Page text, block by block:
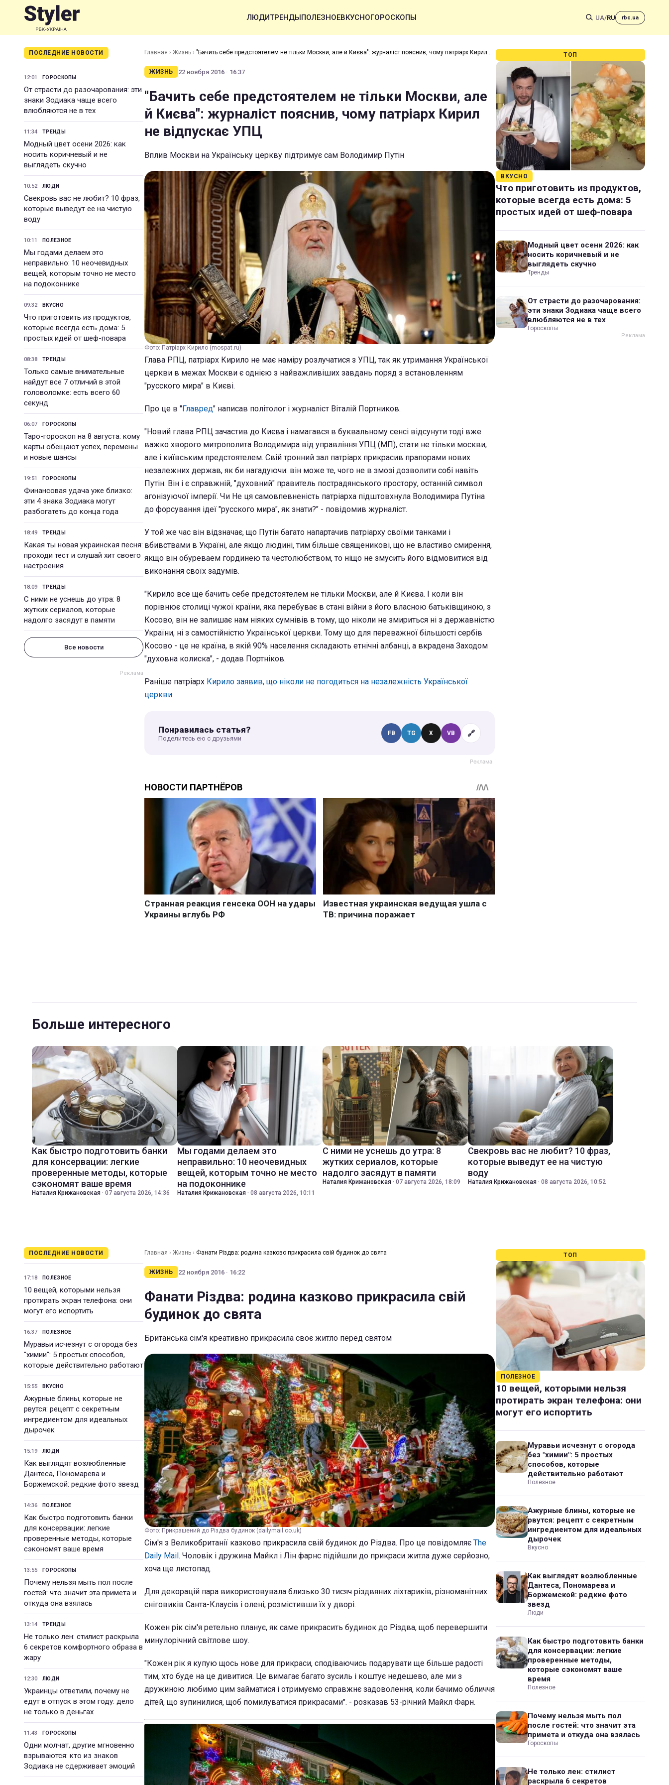
ЛЮДИТРЕНДЫПОЛЕЗНОЕВКУСНОГОРОСКОПЫ UA/RU rbc.ua
ПОСЛЕДНИЕ НОВОСТИ
12:01 ГОРОСКОПЫ
От страсти до разочарования: эти
знаки Зодиака чаще всего
влюбляются не в тех
11:34 ТРЕНДЫ
Модный цвет осени 2026: как
носить коричневый и не
выглядеть скучно
10:52 ЛЮДИ
Свекровь вас не любит? 10 фраз,
которые выведут ее на чистую
воду
10:11 ПОЛЕЗНОЕ
Мы годами делаем это
неправильно: 10 неочевидных
вещей, которым точно не место
на подоконнике
09:32 ВКУСНО
Что приготовить из продуктов,
которые всегда есть дома: 5
простых идей от шеф-повара
08:38 ТРЕНДЫ
Только самые внимательные
найдут все 7 отличий в этой
головоломке: есть всего 60
секунд
06:07 ГОРОСКОПЫ
Таро-гороскоп на 8 августа: кому
карты обещают успех, перемены
и новые шансы
19:51 ГОРОСКОПЫ
Финансовая удача уже близко:
эти 4 знака Зодиака могут
разбогатеть до конца года
18:49 ТРЕНДЫ
Какая ты новая украинская песня:
проходи тест и слушай хит своего
настроения
18:09 ТРЕНДЫ
С ними не уснешь до утра: 8
жутких сериалов, которые
надолго засядут в памяти
Все новости
Главная › Жизнь › "Бачить себе предстоятелем не тільки Москви, але й Києва": журналіст пояснив, чому патріарх Кирил
ЖИЗНЬ
22 ноября 2016 · 16:37
"Бачить себе предстоятелем не тільки Москви, але
й Києва": журналіст пояснив, чому патріарх Кирил
не відпускає УПЦ
Вплив Москви на Українську церкву підтримує сам Володимир Путін
Фото: Патріарх Кирило (mospat.ru)
Глава РПЦ, патріарх Кирило не має наміру розлучатися з УПЦ, так як утримання Української
церкви в межах Москви є однією з найважливіших завдань поряд з встановленням
"русского мира" в Києві.
Про це в "Главред" написав політолог і журналіст Віталій Портников.
"Новий глава РПЦ зачастив до Києва і намагався в буквальному сенсі відсунути тоді вже
важко хворого митрополита Володимира від управління УПЦ (МП), стати не тільки москви,
але і київським предстоятелем. Свій тронний зал патріарх прикрасив прапорами нових
незалежних держав, як би нагадуючи: він може те, чого не в змозі дозволити собі навіть
Путін. Він і є справжній, "духовний" правитель пострадянського простору, останній символ
агонізуючої імперії. Чи Не ця самовпевненість патріарха підштовхнула Володимира Путіна
до форсування ідеї "русского мира", як знати?" - повідомив журналіст.
У той же час він відзначає, що Путін багато напартачив патріарху своїми танками і
вбивствами в Україні, але якщо людині, тим більше священикові, що не властиво смирення,
якщо він обуреваем гординею та честолюбством, то ніщо не змусить його відмовитися від
виконання своїх задумів.
"Кирило все ще бачить себе предстоятелем не тільки Москви, але й Києва. І коли він
порівнює столиці чужої країни, яка перебуває в стані війни з його власною батьківщиною, з
Косово, він не залишає нам ніяких сумнівів в тому, що ніколи не змириться ні з державністю
України, ні з самостійністю Української церкви. Тому що для переважної більшості сербів
Косово - це не країна, в якій 90% населення складають етнічні албанці, а вкрадена Заходом
"духовна колиска", - додав Портніков.
Раніше патріарх Кирило заявив, що ніколи не погодиться на незалежність Української
церкви.
Понравилась статья?
Поделитесь ею с друзьями
FB TG X VB 🔗
ТОП
ВКУСНО
Что приготовить из продуктов,
которые всегда есть дома: 5
простых идей от шеф-повара
Модный цвет осени 2026: как
носить коричневый и не
выглядеть скучно
Тренды
От страсти до разочарования:
эти знаки Зодиака чаще всего
влюбляются не в тех
Гороскопы
Больше интересного
Как быстро подготовить банки
для консервации: легкие
проверенные методы, которые
сэкономят ваше время
Наталия Крижановская · 07 августа 2026, 14:36
Мы годами делаем это
неправильно: 10 неочевидных
вещей, которым точно не место
на подоконнике
Наталия Крижановская · 08 августа 2026, 10:11
С ними не уснешь до утра: 8
жутких сериалов, которые
надолго засядут в памяти
Наталия Крижановская · 07 августа 2026, 18:09
Свекровь вас не любит? 10 фраз,
которые выведут ее на чистую
воду
Наталия Крижановская · 08 августа 2026, 10:52
ПОСЛЕДНИЕ НОВОСТИ
17:18 ПОЛЕЗНОЕ
10 вещей, которыми нельзя
протирать экран телефона: они
могут его испортить
16:37 ПОЛЕЗНОЕ
Муравьи исчезнут с огорода без
"химии": 5 простых способов,
которые действительно работают
15:55 ВКУСНО
Ажурные блины, которые не
рвутся: рецепт с секретным
ингредиентом для идеальных
дырочек
15:19 ЛЮДИ
Как выглядят возлюбленные
Дантеса, Пономарева и
Боржемской: редкие фото звезд
14:36 ПОЛЕЗНОЕ
Как быстро подготовить банки
для консервации: легкие
проверенные методы, которые
сэкономят ваше время
13:55 ГОРОСКОПЫ
Почему нельзя мыть пол после
гостей: что значит эта примета и
откуда она взялась
13:14 ТРЕНДЫ
Не только лен: стилист раскрыла
6 секретов комфортного образа в
жару
12:30 ЛЮДИ
Украинцы ответили, почему не
едут в отпуск в этом году: дело
не только в деньгах
11:43 ГОРОСКОПЫ
Одни молчат, другие мгновенно
взрываются: кто из знаков
Зодиака не сдерживает эмоций
Главная › Жизнь › Фанати Різдва: родина казково прикрасила свій будинок до свята
ЖИЗНЬ 22 ноября 2016 · 16:22
Фанати Різдва: родина казково прикрасила свій
будинок до свята
Британська сім'я креативно прикрасила своє житло перед святом
Фото: Прикрашений до Різдва будинок (dailymail.co.uk)
Сім'я з Великобританії казково прикрасила свій будинок до Різдва. Про це повідомляє The
Daily Mail. Чоловік і дружина Майкл і Лін фарнс підійшли до прикраси житла дуже серйозно,
хоча ще листопад.
Для декорацій пара використовувала близько 30 тисяч різдвяних ліхтариків, різноманітних
сніговиків Санта-Клаусів і олені, розмістивши їх у дворі.
Кожен рік сім'я ретельно планує, як саме прикрасить будинок до Різдва, щоб перевершити
минулорічний світлове шоу.
"Кожен рік я купую щось нове для прикраси, сподіваючись подарувати ще більше радості
тим, хто буде на це дивитися. Це вимагає багато зусиль і коштує недешево, але ми з
дружиною любимо цим займатися і отримуємо справжнє задоволення, коли бачимо обличчя
дітей, що зупинилися, щоб помилуватися прикрасами". - розказав 53-річний Майкл Фарн.
ТОП
ПОЛЕЗНОЕ
10 вещей, которыми нельзя
протирать экран телефона: они
могут его испортить
Муравьи исчезнут с огорода
без "химии": 5 простых
способов, которые
действительно работают
Полезное
Ажурные блины, которые не
рвутся: рецепт с секретным
ингредиентом для идеальных
дырочек
Вкусно
Как выглядят возлюбленные
Дантеса, Пономарева и
Боржемской: редкие фото
звезд
Люди
Как быстро подготовить банки
для консервации: легкие
проверенные методы,
которые сэкономят ваше
время
Полезное
Почему нельзя мыть пол
после гостей: что значит эта
примета и откуда она взялась
Гороскопы
Не только лен: стилист
раскрыла 6 секретов